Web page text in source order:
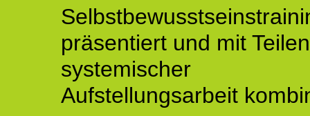
präsentiert und mit Teilen
systemischer
Aufstellungsarbeit